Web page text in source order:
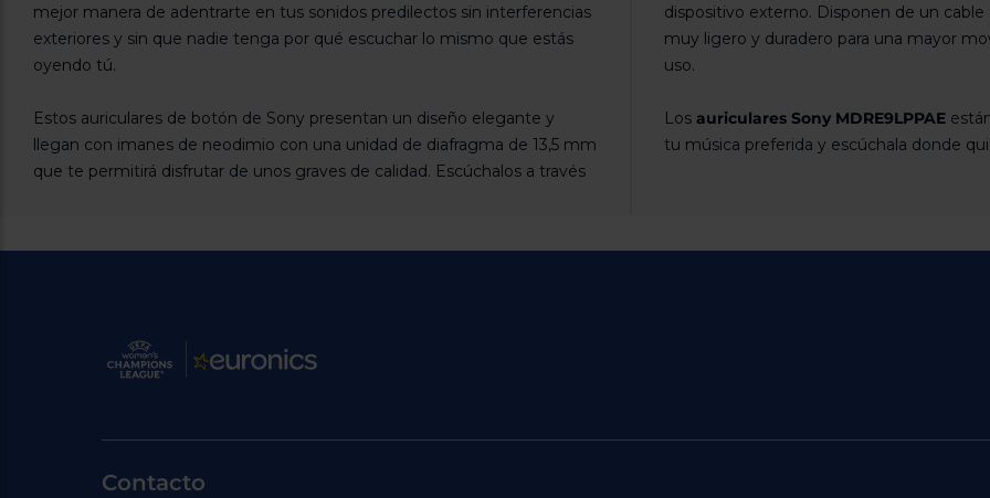
mejor manera de adentrarte en tus sonidos predilectos sin interferencias
exteriores y sin que nadie tenga por qué escuchar lo mismo que estás
oyendo tú.
Estos auriculares de botón de Sony presentan un diseño elegante y
llegan con imanes de neodimio con una unidad de diafragma de 13,5 mm
que te permitirá disfrutar de unos graves de calidad. Escúchalos a través
dispositivo externo. Disponen de un
muy ligero y duradero para una mayor
uso.
Los auriculares Sony MDRE9LPPAE
tu música preferida y escúchala donde
Contacto